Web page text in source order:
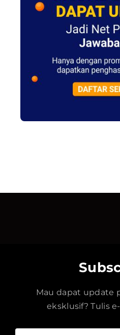
Mau dapat update
eksklusif? Tulis